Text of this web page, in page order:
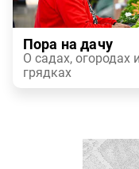
Пора на дачу
О садах, огородах
грядках